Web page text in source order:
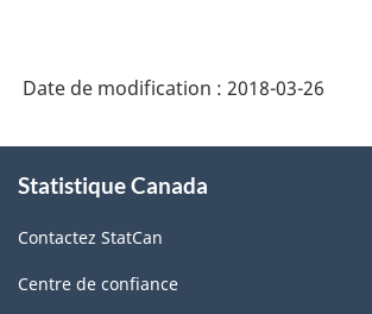
du
Nord
(SCIAN)
-
Structure
Date de modification : 2018-03-26
propos
ce
site
Statistique Canada
Contactez StatCan
Centre de confiance